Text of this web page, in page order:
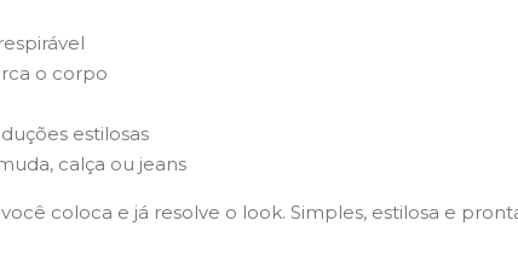
o corpo
estilosas
calça ou jeans
coloca e já resolve o look. Simples, estilosa e